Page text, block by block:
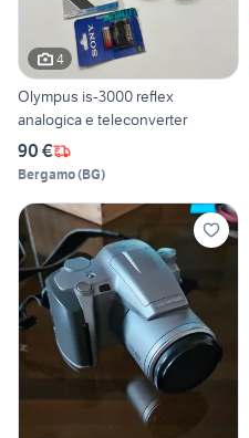
4
Olympus is-3000 reflex
analogica e teleconverter
90 €
Bergamo(BG)